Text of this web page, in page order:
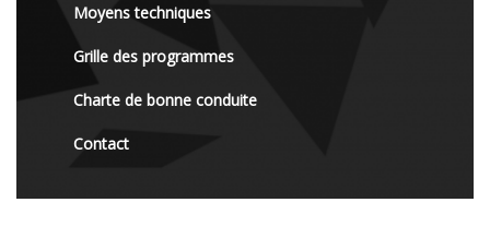
Moyens techniques
Grille des programmes
Charte de bonne conduite
Contact